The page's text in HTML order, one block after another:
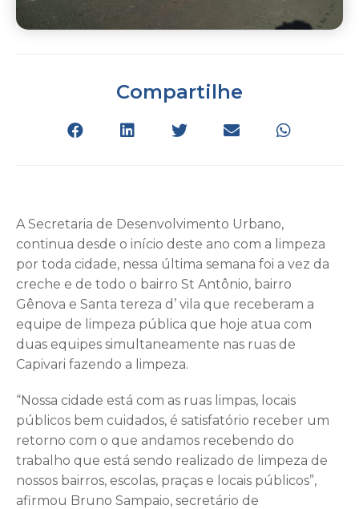
Compartilhe
A Secretaria de Desenvolvimento Urbano,
continua desde o início deste ano com a limpeza
por toda cidade, nessa última semana foi a vez da
creche e de todo o bairro St Antônio, bairro
Gênova e Santa tereza d’ vila que receberam a
equipe de limpeza pública que hoje atua com
duas equipes simultaneamente nas ruas de
Capivari fazendo a limpeza.
“Nossa cidade está com as ruas limpas, locais
públicos bem cuidados, é satisfatório receber um
retorno com o que andamos recebendo do
trabalho que está sendo realizado de limpeza de
nossos bairros, escolas, praças e locais públicos”,
afirmou Bruno Sampaio, secretário de